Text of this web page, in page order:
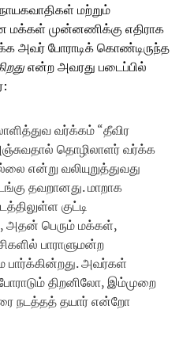
மற்றும்
மக்கள் முன்னணிக்கு எதிராக
அவர் போராடிக் கொண்டிருந்த
என்ற அவரது படைப்பில்
வர்க்கம் “தீவிர
தொழிலாளர் வர்க்க
என்று வலியுறுத்துவது
தவறானது. மாறாக
குட்டி
அதன் பெரும் மக்கள்,
பாராளுமன்ற
பார்க்கின்றது. அவர்கள்
திறனிலோ, இம்முறை
நடத்தத் தயார் என்றோ